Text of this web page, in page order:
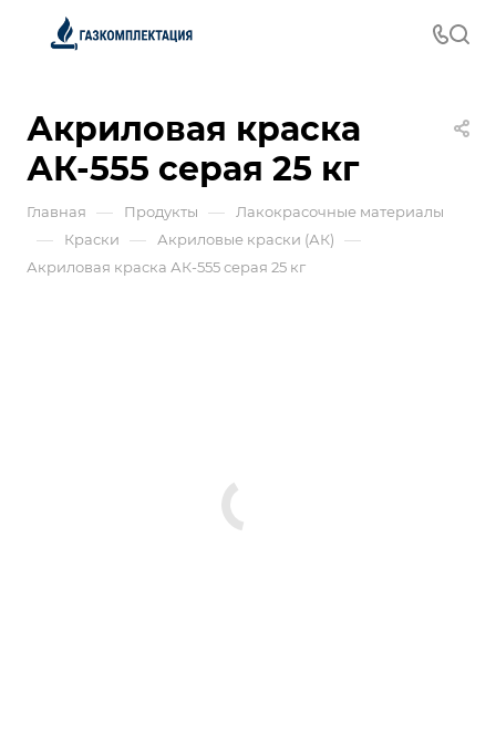
Акриловая краска
АК-555 серая 25 кг
Главная — Продукты — Лакокрасочные материалы
— Краски — Акриловые краски (АК) —
Акриловая краска АК-555 серая 25 кг